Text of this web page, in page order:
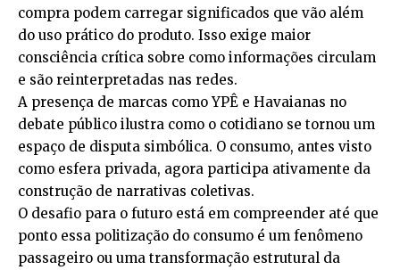
compra podem carregar significados que vão além
do uso prático do produto. Isso exige maior
consciência crítica sobre como informações circulam
e são reinterpretadas nas redes.
A presença de marcas comoYPÊ e Havaianas no
debate público ilustra como o cotidiano se tornou um
espaço de disputa simbólica. O consumo, antes visto
como esfera privada, agora participa ativamente da
construção de narrativas coletivas.
O desafio para o futuro está em compreender até que
ponto essa politização do consumo é um fenômeno
passageiro ou uma transformação estrutural da